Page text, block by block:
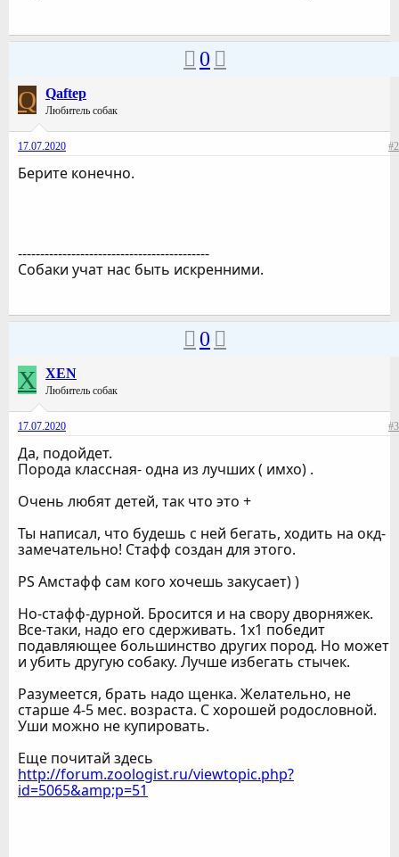
0
Q Qaftep
Любитель собак
17.07.2020 #2
Берите конечно.
-------------------------------------------
Собаки учат нас быть искренними.
0
X XEN
Любитель собак
17.07.2020 #3
Да, подойдет.
Порода классная- одна из лучших ( имхо) .
Очень любят детей, так что это +
Ты написал, что будешь с ней бегать, ходить на окд-
замечательно! Стафф создан для этого.
PS Амстафф сам кого хочешь закусает) )
Но-стафф-дурной. Бросится и на свору дворняжек.
Все-таки, надо его сдерживать. 1х1 победит
подавляющее большинство других пород. Но может
и убить другую собаку. Лучше избегать стычек.
Разумеется, брать надо щенка. Желательно, не
старше 4-5 мес. возраста. С хорошей родословной.
Уши можно не купировать.
Еще почитай здесь
http://forum.zoologist.ru/viewtopic.php?
id=5065&amp;p=51